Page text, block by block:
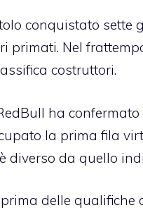
conquistato sette
primati. Nel
costruttori.
ha
la prima fila
diverso da quello
delle